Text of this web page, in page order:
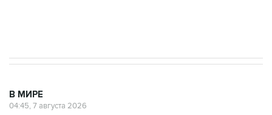
В МИРЕ
04:45, 7 августа 2026